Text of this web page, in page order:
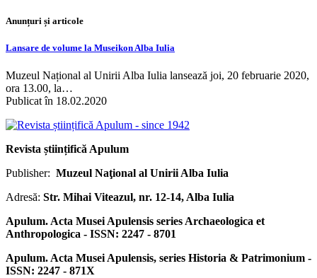
Anunțuri și articole
Lansare de volume la Museikon Alba Iulia
Muzeul Național al Unirii Alba Iulia lansează joi, 20 februarie 2020,
ora 13.00, la…
Publicat în 18.02.2020
Revista științifică Apulum
Publisher: Muzeul Naţional al Unirii Alba Iulia
Adresă: Str. Mihai Viteazul, nr. 12-14, Alba Iulia
Apulum. Acta Musei Apulensis series Archaeologica et
Anthropologica - ISSN: 2247 - 8701
Apulum. Acta Musei Apulensis, series Historia & Patrimonium -
ISSN: 2247 - 871X